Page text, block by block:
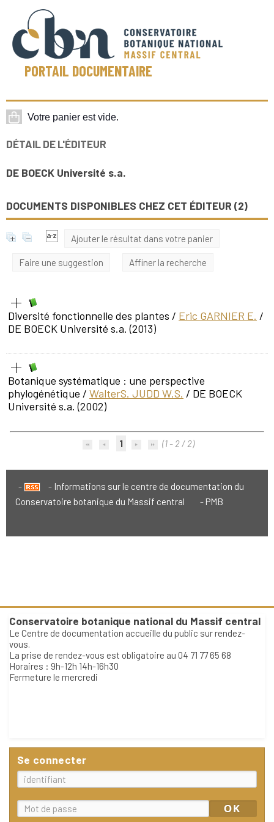
PORTAIL DOCUMENTAIRE
DÉTAIL DE L'ÉDITEUR
DE BOECK Université s.a.
DOCUMENTS DISPONIBLES CHEZ CET ÉDITEUR (2)
Ajouter le résultat dans votre panier
Faire une suggestion Affiner la recherche
Diversité fonctionnelle des plantes / Eric GARNIER E. /
DE BOECK Université s.a. (2013)
Botanique systématique : une perspective
phylogénétique / WalterS. JUDD W.S. / DE BOECK
Université s.a. (2002)
1 (1 - 2 / 2)
Informations sur le centre de documentation du
Conservatoire botanique du Massif central
PMB
Conservatoire botanique national du Massif central
Le Centre de documentation accueille du public sur rendez-
vous.
La prise de rendez-vous est obligatoire au 04 71 77 65 68
Horaires : 9h-12h 14h-16h30
Fermeture le mercredi
Se connecter